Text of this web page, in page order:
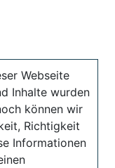
Webseite
Inhalte wurden
können wir
Richtigkeit
Informationen